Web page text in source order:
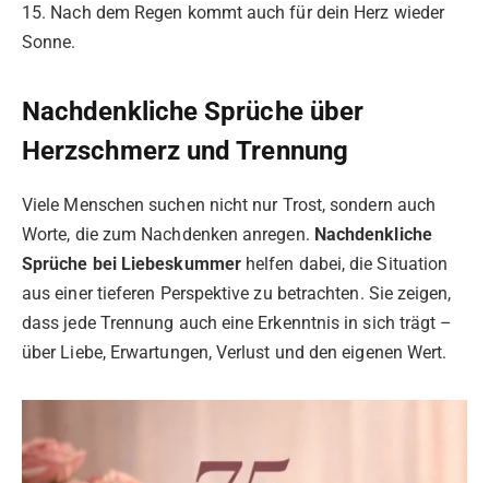
15. Nach dem Regen kommt auch für dein Herz wieder
Sonne.
Nachdenkliche Sprüche über
Herzschmerz und Trennung
Viele Menschen suchen nicht nur Trost, sondern auch
Worte, die zum Nachdenken anregen. Nachdenkliche
Sprüche bei Liebeskummerhelfen dabei, die Situation
aus einer tieferen Perspektive zu betrachten. Sie zeigen,
dass jede Trennung auch eine Erkenntnis in sich trägt –
über Liebe, Erwartungen, Verlust und den eigenen Wert.